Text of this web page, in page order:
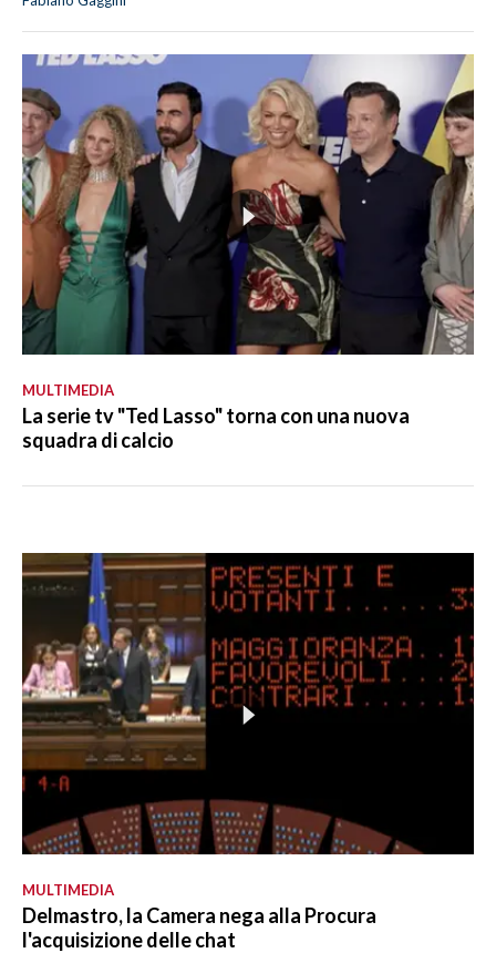
MULTIMEDIA
La serie tv "Ted Lasso" torna con una nuova
squadra di calcio
MULTIMEDIA
Delmastro, la Camera nega alla Procura
l'acquisizione delle chat